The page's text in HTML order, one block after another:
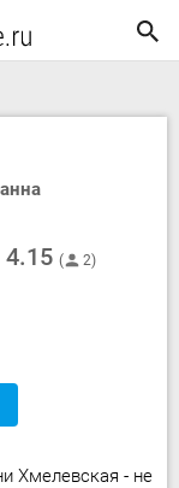
4.15 2
Хмелевская - не